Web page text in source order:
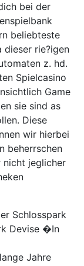
bei der
beliebteste
dieser rie?igen
z. hd.
Spielcasino
Game
sie sind as
Diese
wir hierbei
beherrschen
nicht jeglicher
Schlosspark
Devise �In
Jahre